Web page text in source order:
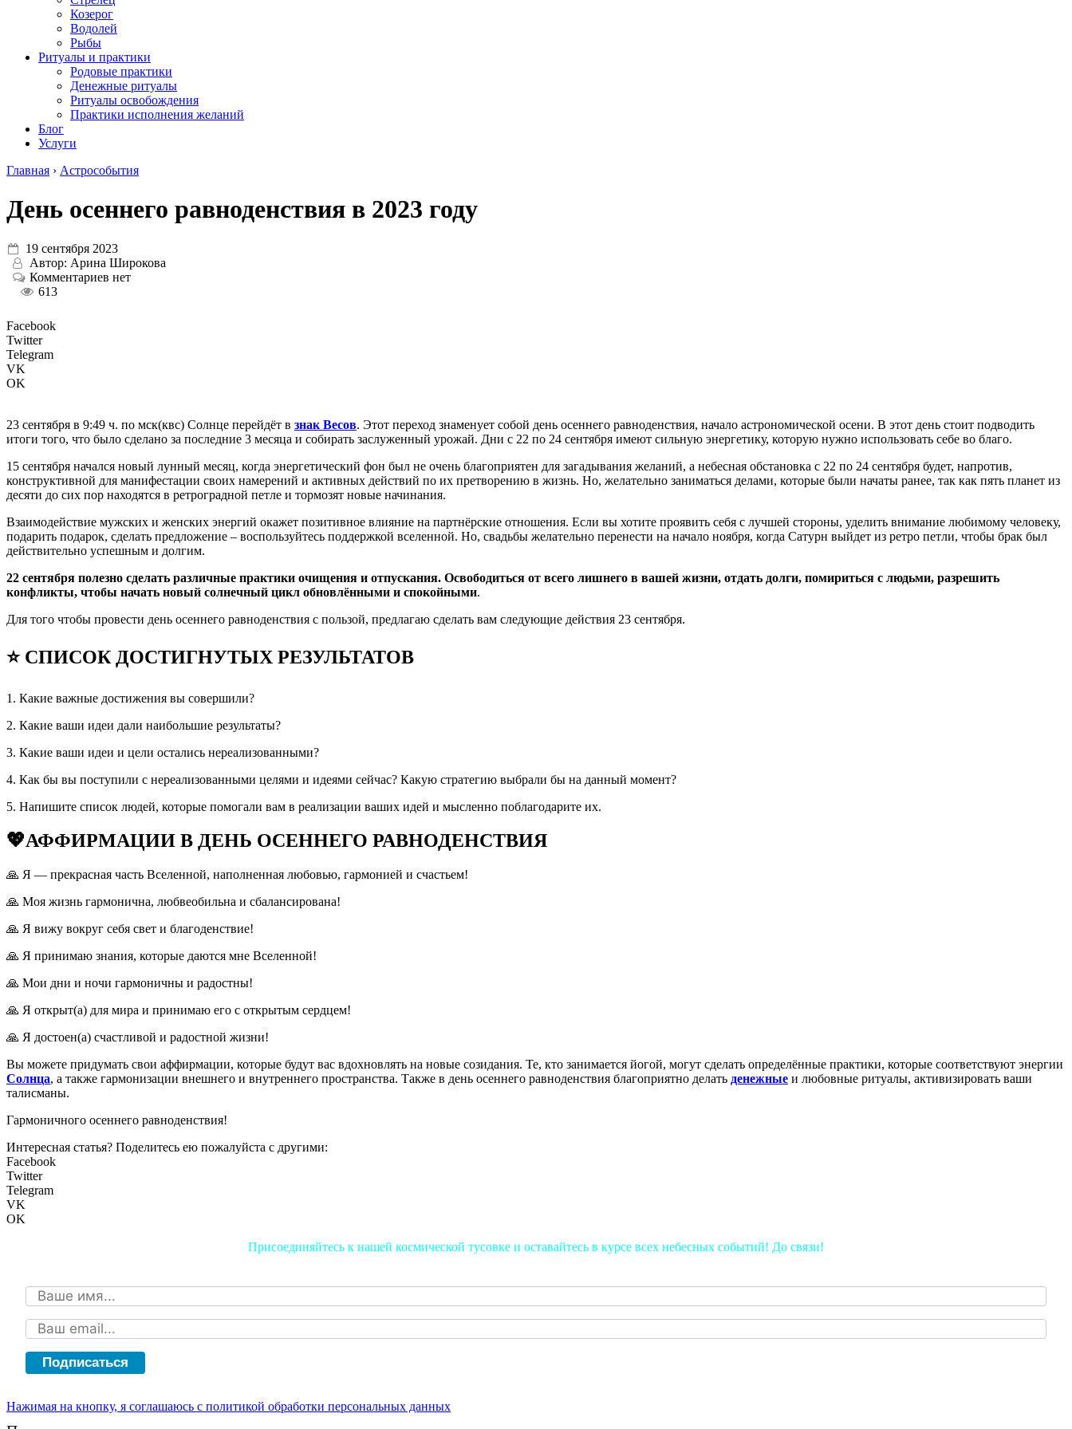
Козерог
Водолей
Рыбы
Ритуалы и практики
Родовые практики
Денежные ритуалы
Ритуалы освобождения
Практики исполнения желаний
Блог
Услуги
Главная › Астрособытия
День осеннего равноденствия в 2023 году
19 сентября 2023
Автор: Арина Широкова
Комментариев нет
613
Facebook
Twitter
Telegram
VK
OK
23 сентября в 9:49 ч. по мск(квс) Солнце перейдёт в знак Весов. Этот переход знаменует собой день осеннего равноденствия, начало астрономической осени. В этот день стоит подводить
итоги того, что было сделано за последние 3 месяца и собирать заслуженный урожай. Дни с 22 по 24 сентября имеют сильную энергетику, которую нужно использовать себе во благо.
15 сентября начался новый лунный месяц, когда энергетический фон был не очень благоприятен для загадывания желаний, а небесная обстановка с 22 по 24 сентября будет, напротив,
конструктивной для манифестации своих намерений и активных действий по их претворению в жизнь. Но, желательно заниматься делами, которые были начаты ранее, так как пять планет из
десяти до сих пор находятся в ретроградной петле и тормозят новые начинания.
Взаимодействие мужских и женских энергий окажет позитивное влияние на партнёрские отношения. Если вы хотите проявить себя с лучшей стороны, уделить внимание любимому человеку,
подарить подарок, сделать предложение – воспользуйтесь поддержкой вселенной. Но, свадьбы желательно перенести на начало ноября, когда Сатурн выйдет из ретро петли, чтобы брак был
действительно успешным и долгим.
22 сентября полезно сделать различные практики очищения и отпускания. Освободиться от всего лишнего в вашей жизни, отдать долги, помириться с людьми, разрешить
конфликты, чтобы начать новый солнечный цикл обновлёнными и спокойными.
Для того чтобы провести день осеннего равноденствия с пользой, предлагаю сделать вам следующие действия 23 сентября.
⭐ СПИСОК ДОСТИГНУТЫХ РЕЗУЛЬТАТОВ
1. Какие важные достижения вы совершили?
2. Какие ваши идеи дали наибольшие результаты?
3. Какие ваши идеи и цели остались нереализованными?
4. Как бы вы поступили с нереализованными целями и идеями сейчас? Какую стратегию выбрали бы на данный момент?
5. Напишите список людей, которые помогали вам в реализации ваших идей и мысленно поблагодарите их.
💖АФФИРМАЦИИ В ДЕНЬ ОСЕННЕГО РАВНОДЕНСТВИЯ
🙏 Я — прекрасная часть Вселенной, наполненная любовью, гармонией и счастьем!
🙏 Моя жизнь гармонична, любвеобильна и сбалансирована!
🙏 Я вижу вокруг себя свет и благоденствие!
🙏 Я принимаю знания, которые даются мне Вселенной!
🙏 Мои дни и ночи гармоничны и радостны!
🙏 Я открыт(а) для мира и принимаю его с открытым сердцем!
🙏 Я достоен(а) счастливой и радостной жизни!
Вы можете придумать свои аффирмации, которые будут вас вдохновлять на новые созидания. Те, кто занимается йогой, могут сделать определённые практики, которые соответствуют энергии
Солнца, а также гармонизации внешнего и внутреннего пространства. Также в день осеннего равноденствия благоприятно делать денежные и любовные ритуалы, активизировать ваши
талисманы.
Гармоничного осеннего равноденствия!
Интересная статья? Поделитесь ею пожалуйста с другими:
Facebook
Twitter
Telegram
VK
OK
Присоединяйтесь к нашей космической тусовке и оставайтесь в курсе всех небесных событий! До связи!
Подписаться
Нажимая на кнопку, я соглашаюсь с политикой обработки персональных данных